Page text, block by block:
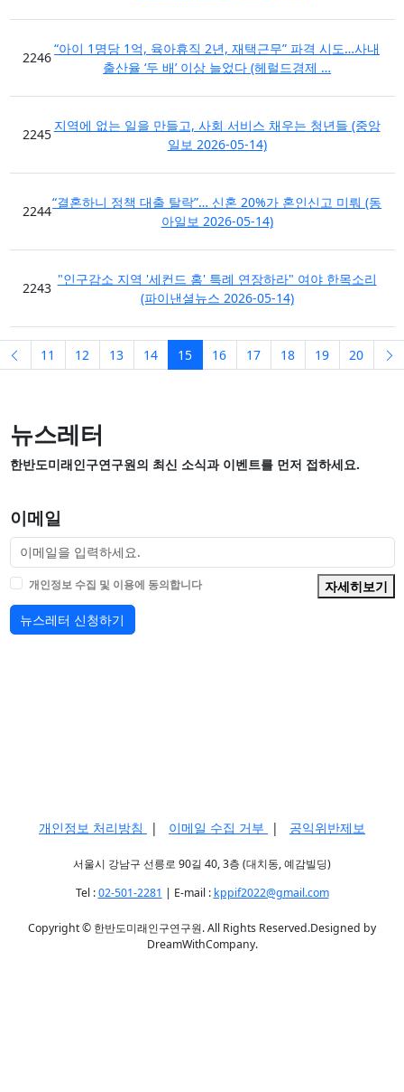
2246
“아이 1명당 1억, 육아휴직 2년, 재택근무” 파격 시도…사내
출산율 ‘두 배’ 이상 늘었다 (헤럴드경제 …
2245
지역에 없는 일을 만들고, 사회 서비스 채우는 청년들 (중앙
일보 2026-05-14)
2244
“결혼하니 정책 대출 탈락”… 신혼 20%가 혼인신고 미뤄 (동
아일보 2026-05-14)
2243
"인구감소 지역 '세컨드 홈' 특례 연장하라" 여야 한목소리
(파이낸셜뉴스 2026-05-14)
이지이전 페이지
11 12 13 14 15페이지 현재
16 17 18 19 20
뉴스레터
한반도미래인구연구원의 최신 소식과 이벤트를 먼저 접하세요.
이메일
개인정보 수집 및 이용에 동의합니다
자세히보기
뉴스레터 신청하기
개인정보 처리방침 | 이메일 수집 거부 | 공익위반제보
서울시 강남구 선릉로 90길 40, 3층 (대치동, 예감빌딩)
Tel :02-501-2281 | E-mail : kppif2022@gmail.com
Copyright © 한반도미래인구연구원. All Rights Reserved.Designed by
DreamWithCompany.